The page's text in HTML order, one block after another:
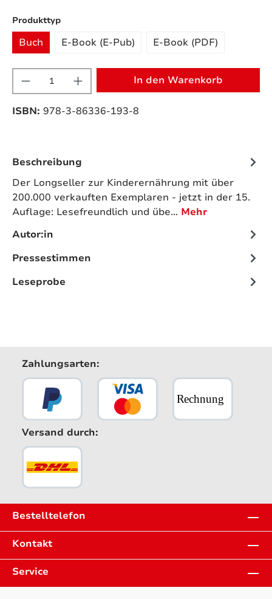
Produkttypauswählen
Buch E-Book (E-Pub) E-Book (PDF)
Produkt Anzahl: Gib den
In den Warenkorb
ISBN: 978-3-86336-193-8
Beschreibung
Der Longseller zur Kinderernährung mit über
200.000 verkauften Exemplaren - jetzt in der 15.
Auflage: Lesefreundlich und übe… Mehr
Autor:in
Pressestimmen
Leseprobe
Zahlungsarten:
Versand durch:
Bestelltelefon
Kontakt
Service